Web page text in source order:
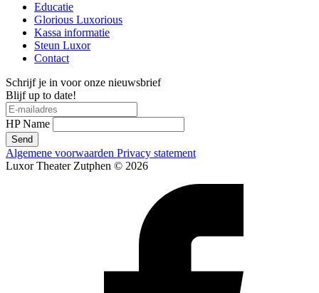
Educatie
Glorious Luxorious
Kassa informatie
Steun Luxor
Contact
Schrijf je in voor onze nieuwsbrief
Blijf up to date!
HP Name
Send
Algemene voorwaarden Privacy statement
Luxor Theater Zutphen © 2026